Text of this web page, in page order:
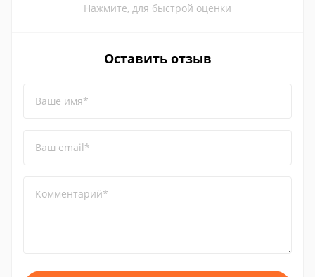
Нажмите, для быстрой оценки
Оставить отзыв
Ваше имя*
Ваш email*
Комментарий*